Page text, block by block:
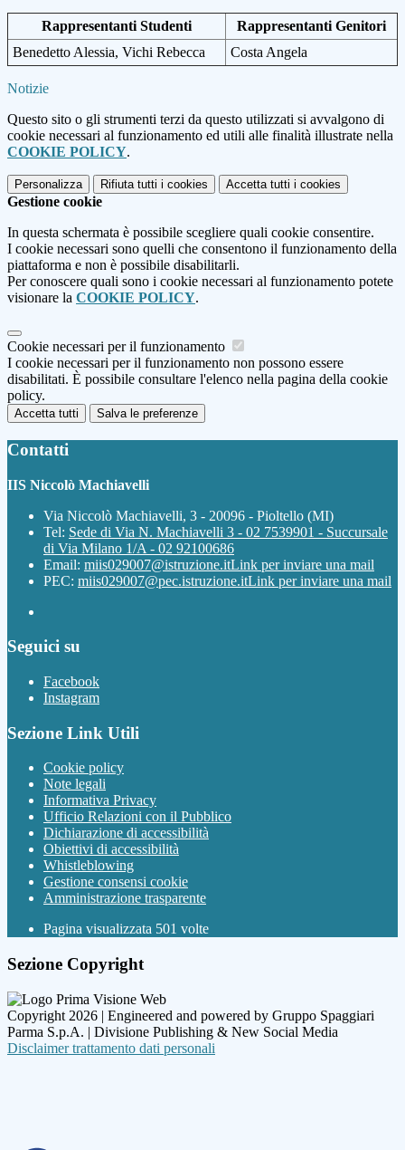
Rappresentanti Studenti
Rappresentanti Genitori
Benedetto Alessia, Vichi Rebecca
Costa Angela
Notizie
Questo sito o gli strumenti terzi da questo utilizzati si avvalgono di
cookie necessari al funzionamento ed utili alle finalità illustrate nella
COOKIE POLICY.
Personalizza Rifiuta tutti i cookies Accetta tutti i cookies
Gestione cookie
In questa schermata è possibile scegliere quali cookie consentire.
I cookie necessari sono quelli che consentono il funzionamento della
piattaforma e non è possibile disabilitarli.
Per conoscere quali sono i cookie necessari al funzionamento potete
visionare la COOKIE POLICY.
Cookie necessari per il funzionamento
I cookie necessari per il funzionamento non possono essere
disabilitati. È possibile consultare l'elenco nella pagina della cookie
policy.
Accetta tutti Salva le preferenze
Contatti
IIS Niccolò Machiavelli
Via Niccolò Machiavelli, 3 - 20096 - Pioltello (MI)
Tel: Sede di Via N. Machiavelli 3 - 02 7539901 - Succursale
di Via Milano 1/A - 02 92100686
Email: miis029007@istruzione.itLink per inviare una mail
PEC: miis029007@pec.istruzione.itLink per inviare una mail
Seguici su
Facebook
Instagram
Sezione Link Utili
Cookie policy
Note legali
Informativa Privacy
Ufficio Relazioni con il Pubblico
Dichiarazione di accessibilità
Obiettivi di accessibilità
Whistleblowing
Gestione consensi cookie
Amministrazione trasparente
Pagina visualizzata 501 volte
Sezione Copyright
Copyright 2026 | Engineered and powered by Gruppo Spaggiari
Parma S.p.A. | Divisione Publishing & New Social Media
Disclaimer trattamento dati personali